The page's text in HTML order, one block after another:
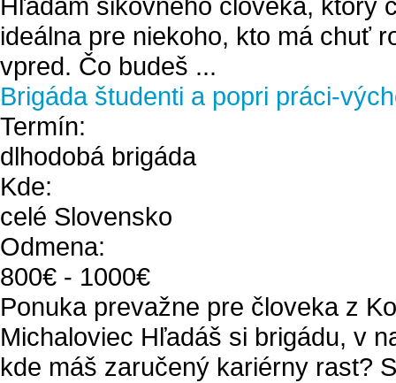
Hľadám šikovného človeka, ktorý
ideálna pre niekoho, kto má chuť
vpred. Čo budeš ...
Brigáda študenti a popri práci-
Termín:
dlhodobá brigáda
Kde:
celé Slovensko
Odmena:
800€ - 1000€
Ponuka prevažne pre človeka z
Michaloviec Hľadáš si brigádu, v
kde máš zaručený kariérny rast?